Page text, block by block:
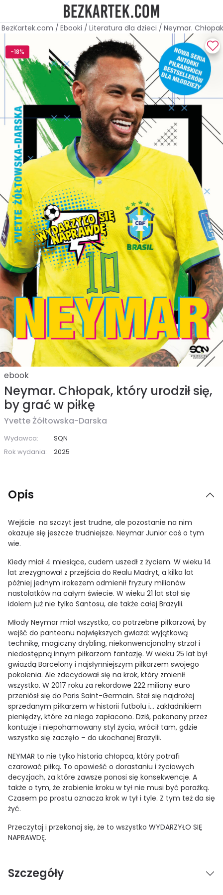
BezKartek.com / Ebooki / Literatura dla dzieci / Neymar.
-18%
ebook
Neymar. Chłopak, który urodził się,
by grać w piłkę
Yvette Żółtowska-Darska
Wydawca:
SQN
Rok wydania:
2025
Opis
Wejście na szczyt jest trudne, ale pozostanie na nim
okazuje się jeszcze trudniejsze. Neymar Junior coś o tym
wie.
Kiedy miał 4 miesiące, cudem uszedł z życiem. W wieku 14
lat zrezygnował z przejścia do Realu Madryt, a kilka lat
później jednym irokezem odmienił fryzury milionów
nastolatków na całym świecie. W wieku 21 lat stał się
idolem już nie tylko Santosu, ale także całej Brazylii.
Młody Neymar miał wszystko, co potrzebne piłkarzowi, by
wejść do panteonu największych gwiazd: wyjątkową
technikę, magiczny drybling, niekonwencjonalny strzał i
niedostępną innym piłkarzom fantazję. W wieku 25 lat był
gwiazdą Barcelony i najsłynniejszym piłkarzem swojego
pokolenia. Ale zdecydował się na krok, który zmienił
wszystko. W 2017 roku za rekordowe 222 miliony euro
przeniósł się do Paris Saint-Germain. Stał się najdrożej
sprzedanym piłkarzem w historii futbolu i… zakładnikiem
pieniędzy, które za niego zapłacono. Dziś, pokonany przez
kontuzje i niepohamowany styl życia, wrócił tam, gdzie
wszystko się zaczęło – do ukochanej Brazylii.
NEYMAR to nie tylko historia chłopca, który potrafi
czarować piłką. To opowieść o dorastaniu i życiowych
decyzjach, za które zawsze ponosi się konsekwencje. A
także o tym, że zrobienie kroku w tył nie musi być porażką.
Czasem po prostu oznacza krok w tył i tyle. Z tym też da się
żyć.
Przeczytaj i przekonaj się, że to wszystko WYDARZYŁO SIĘ
NAPRAWDĘ.
Szczegóły